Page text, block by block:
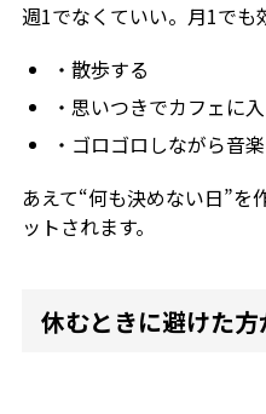
週1でなくていい。月1でも
・散歩する
・思いつきでカフェに
・ゴロゴロしながら音
あえて“何も決めない日”を
ットされます。
休むときに避けた